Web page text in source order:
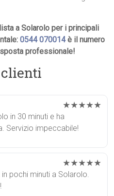
a Solarolo per i principali
0544 070014è il numero
professionale!
★★★★★
in 30 minuti e ha
Servizio impeccabile!
★★★★★
pochi minuti a Solarolo.